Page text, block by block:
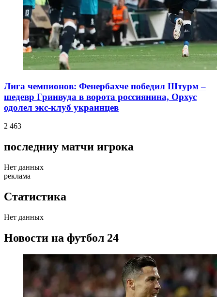
Лига чемпионов: Фенербахче победил Штурм –
шедевр Гринвуда в ворота россиянина, Орхус
одолел экс-клуб украинцев
2 463
последниу матчи игрока
Нет данных
реклама
Статистика
Нет данных
Новости на футбол 24